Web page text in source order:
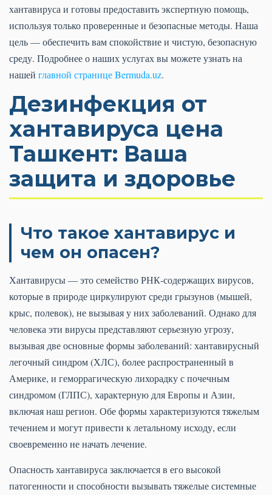
хантавируса и готовы предоставить экспертную помощь,
используя только проверенные и безопасные методы. Наша
цель — обеспечить вам спокойствие и чистую, безопасную
среду. Подробнее о наших услугах вы можете узнать на
нашей главной странице Bermuda.uz.
Дезинфекция от
хантавируса цена
Ташкент: Ваша
защита и здоровье
Что такое хантавирус и
чем он опасен?
Хантавирусы — это семейство РНК-содержащих вирусов,
которые в природе циркулируют среди грызунов (мышей,
крыс, полевок), не вызывая у них заболеваний. Однако для
человека эти вирусы представляют серьезную угрозу,
вызывая две основные формы заболеваний: хантавирусный
легочный синдром (ХЛС), более распространенный в
Америке, и геморрагическую лихорадку с почечным
синдромом (ГЛПС), характерную для Европы и Азии,
включая наш регион. Обе формы характеризуются тяжелым
течением и могут привести к летальному исходу, если
своевременно не начать лечение.
Опасность хантавируса заключается в его высокой
патогенности и способности вызывать тяжелые системные